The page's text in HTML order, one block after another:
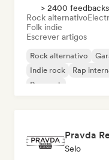
> 2400
Rock alternativo
Folk indie
Escrever artigos
Rock alternativo
Indie rock
Rap
Pop rock
Pravda
Selo